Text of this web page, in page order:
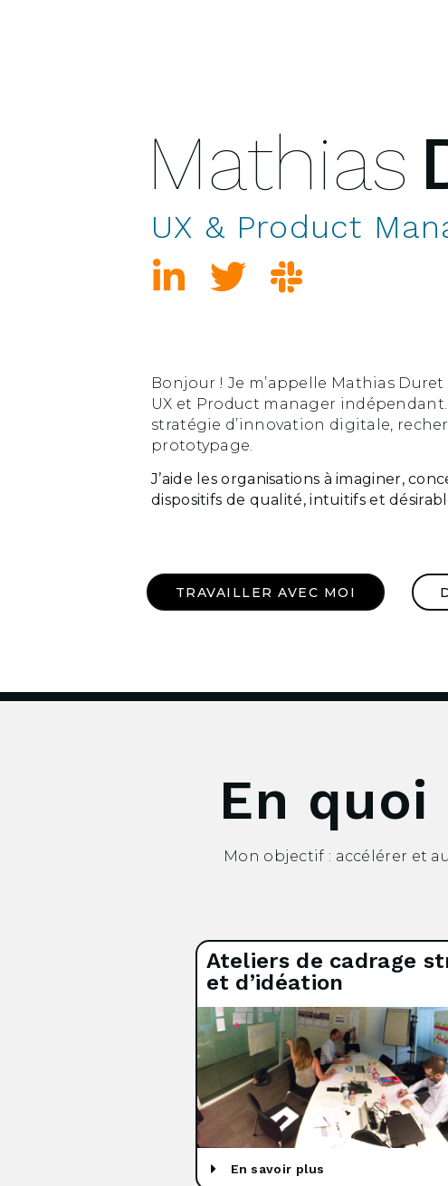
Mathias
UX & Product
Bonjour ! Je m’appelle Mathias
UX et Product manager indépendant.
stratégie d’innovation digitale,
prototypage.
J’aide les organisations à imaginer,
dispositifs de qualité, intuitifs et
TRAVAILLER AVEC MOI
En
Mon objectif : accélérer et
Ateliers de cadrage
et d’idéation
En savoir plus